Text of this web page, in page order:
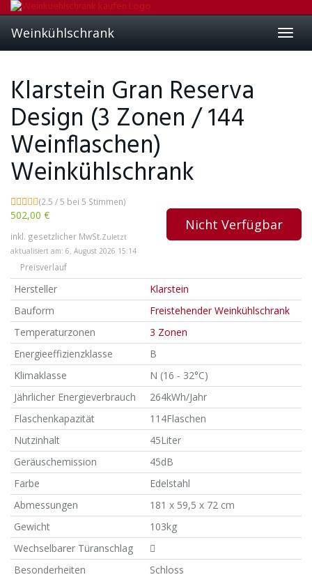
Skip
to
main
content
Weinkühlschrank
Klarstein Gran Reserva
Design (3 Zonen / 144
Weinflaschen)
Weinkühlschrank
(2.5 / 5 bei 5 Stimmen)
502,00 €
inkl. gesetzlicher MwSt.Zuletzt
aktualisiert am: 6. August 2026 15:14
Nicht Verfügbar
Preisverlauf
Hersteller
Klarstein
Bauform
Freistehender Weinkühlschrank
Temperaturzonen
3 Zonen
Energieeffizienzklasse
B
Klimaklasse
N (16 - 32°C)
Jährlicher Energieverbrauch
264kWh/Jahr
Flaschenkapazität
114Flaschen
Nutzinhalt
45Liter
Geräuschemission
45dB
Farbe
Edelstahl
Abmessungen
181 x 59,5 x 72 cm
Gewicht
103kg
Wechselbarer Türanschlag
Besonderheiten
Schloss